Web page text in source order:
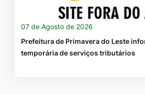
07 de Agosto de 2026
Prefeitura de Primavera do Leste
temporária de serviços tributários